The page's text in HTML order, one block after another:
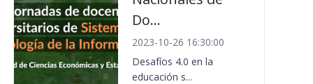
Do...
2023-10-26 16:30:00
Desafíos 4.0 en la
educación s...